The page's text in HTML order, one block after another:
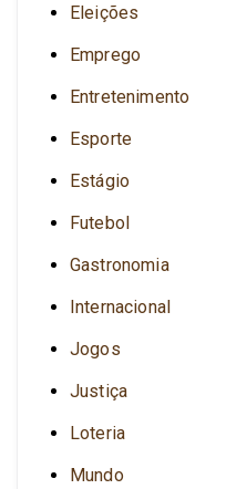
Eleições
Emprego
Entretenimento
Esporte
Estágio
Futebol
Gastronomia
Internacional
Jogos
Justiça
Loteria
Mundo